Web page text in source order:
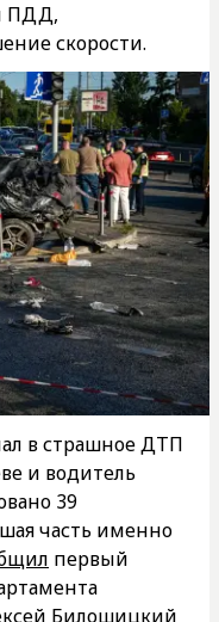
ПДД,
скорости.
в страшное ДТП
и водитель
39
часть именно
первый
Билошицкий